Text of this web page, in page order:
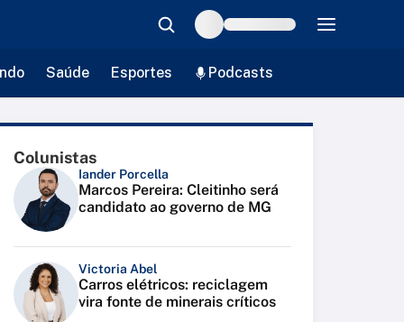
Saúde Esportes Podcasts
Colunistas
Iander Porcella
Marcos Pereira: Cleitinho será
candidato ao governo de MG
Victoria Abel
Carros elétricos: reciclagem
vira fonte de minerais críticos